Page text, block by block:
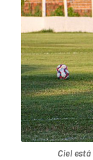
Ciel está